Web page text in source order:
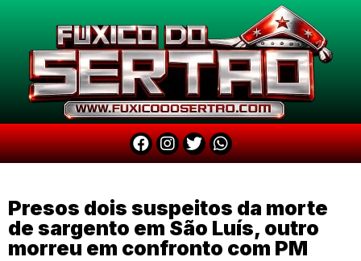
Presos dois suspeitos da morte
de sargento em São Luís, outro
morreu em confronto com PM